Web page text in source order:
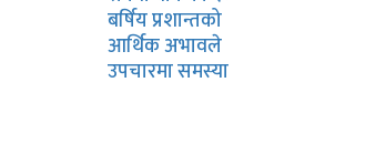
बर्षिय प्रशान्तको
आर्थिक अभावले
उपचारमा समस्या